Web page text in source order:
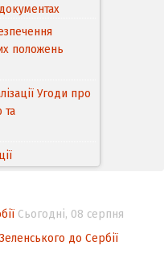
Угоди про
та
зазначення
до
прав
(TRIPS) у
щодо
повторного
Сьогодні, 08 серпня
до Сербії